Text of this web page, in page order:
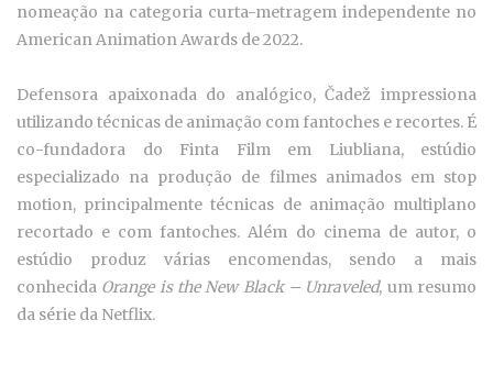
nomeação na categoria curta-metragem independente no
American Animation Awards de 2022.
Defensora apaixonada do analógico, Čadež impressiona
utilizando técnicas de animação com fantoches e recortes. É
co-fundadora do Finta Film em Liubliana, estúdio
especializado na produção de filmes animados em stop
motion, principalmente técnicas de animação multiplano
recortado e com fantoches. Além do cinema de autor, o
estúdio produz várias encomendas, sendo a mais
conhecida Orange is the New Black – Unraveled, um resumo
da série da Netflix.